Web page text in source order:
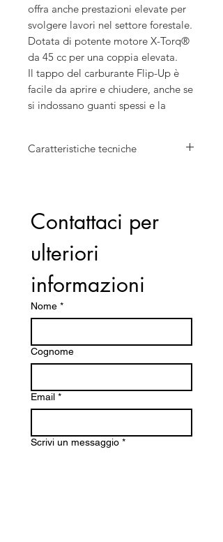
offra anche prestazioni elevate per
svolgere lavori nel settore forestale.
Dotata di potente motore X-Torq®
da 45 cc per una coppia elevata.
Il tappo del carburante Flip-Up è
facile da aprire e chiudere, anche se
si indossano guanti spessi e la
vibrazioni.
Caratteristiche tecniche
Velocità catena alla max
Peso (gruppo di taglio escl.):
Alimentazione: Miscela 2%
Contattaci per
ulteriori
informazioni
Nome *
Cognome
Email *
Scrivi un messaggio *